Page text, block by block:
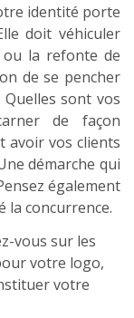
identité porte
doit véhiculer
ou la refonte de
de se pencher
sont vos
de façon
avoir vos clients
démarche qui
également
la concurrence.
vous sur les
votre logo,
votre